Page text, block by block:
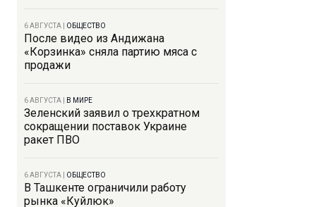
6 АВГУСТА ОБЩЕСТВО
После видео из Андижана
«Корзинка» сняла партию мяса с
продажи
6 АВГУСТА В МИРЕ
Зеленский заявил о трехкратном
сокращении поставок Украине
ракет ПВО
6 АВГУСТА ОБЩЕСТВО
В Ташкенте ограничили работу
рынка «Куйлюк»